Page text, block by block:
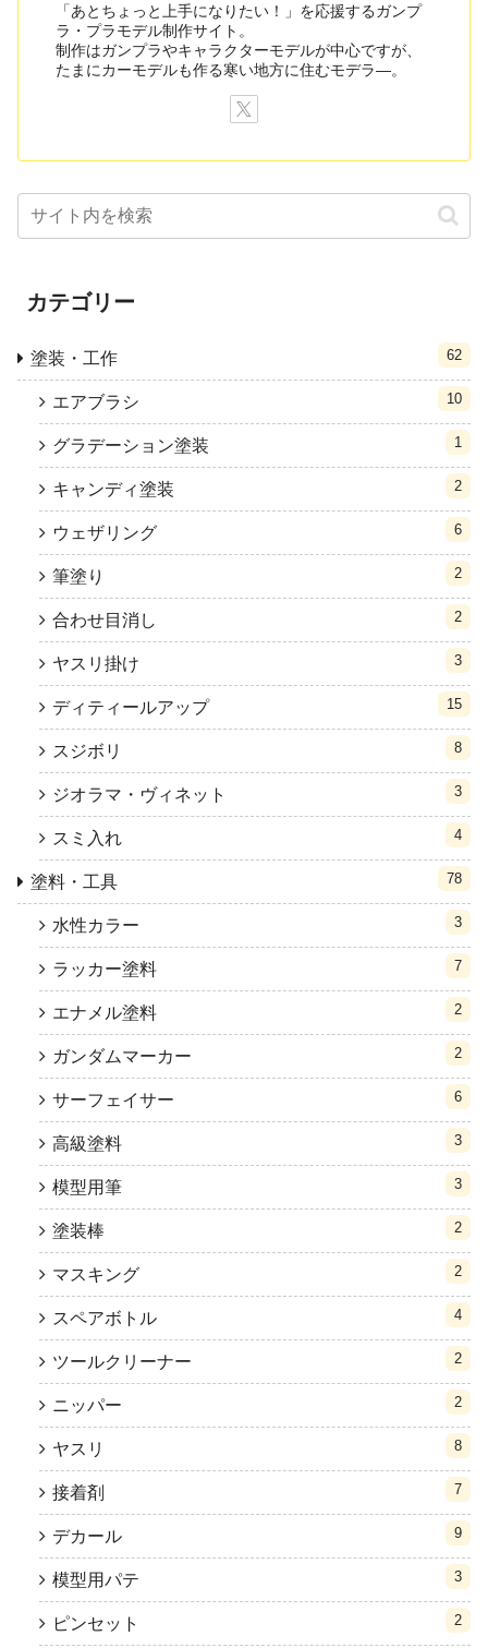
「あとちょっと上手になりたい！」を応援するガンプ
ラ・プラモデル制作サイト。
制作はガンプラやキャラクターモデルが中心ですが、
たまにカーモデルも作る寒い地方に住むモデラ―。
カテゴリー
塗装・工作 62
エアブラシ 10
グラデーション塗装 1
キャンディ塗装 2
ウェザリング 6
筆塗り 2
合わせ目消し 2
ヤスリ掛け 3
ディティールアップ 15
スジボリ 8
ジオラマ・ヴィネット 3
スミ入れ 4
塗料・工具 78
水性カラー 3
ラッカー塗料 7
エナメル塗料 2
ガンダムマーカー 2
サーフェイサー 6
高級塗料 3
模型用筆 3
塗装棒 2
マスキング 2
スペアボトル 4
ツールクリーナー 2
ニッパー 2
ヤスリ 8
接着剤 7
デカール 9
模型用パテ 3
ピンセット 2